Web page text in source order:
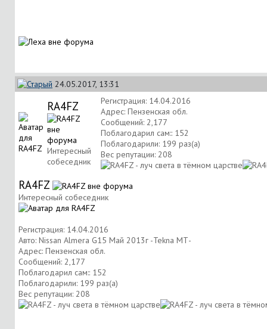
24.05.2017, 13:31
RA4FZ
Интересный
собеседник
Регистрация: 14.04.2016
Адрес: Пензенская обл.
Сообщений: 2,177
Поблагодарил сам:: 152
Поблагодарили: 199 раз(а)
Вес репутации: 208
RA4FZ
Интересный собеседник
Регистрация: 14.04.2016
Авто: Nissan Almera G15 Май 2013г -Tekna МТ-
Адрес: Пензенская обл.
Сообщений: 2,177
Поблагодарил сам:: 152
Поблагодарили: 199 раз(а)
Вес репутации: 208